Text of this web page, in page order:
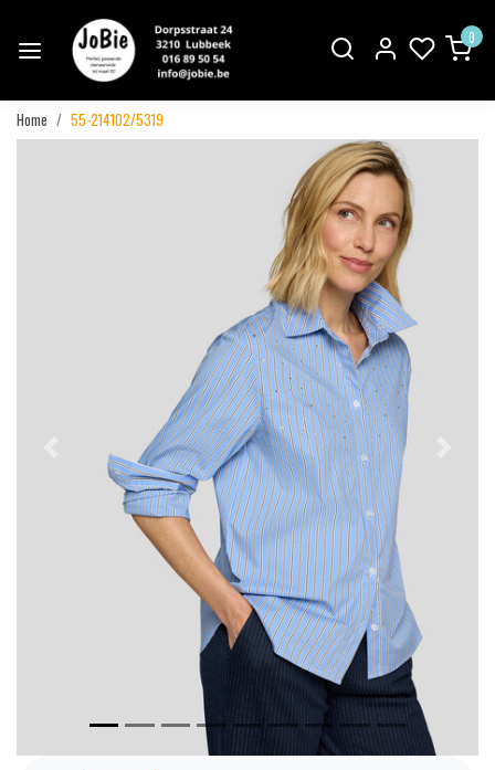
0
Home 55-214102/5319